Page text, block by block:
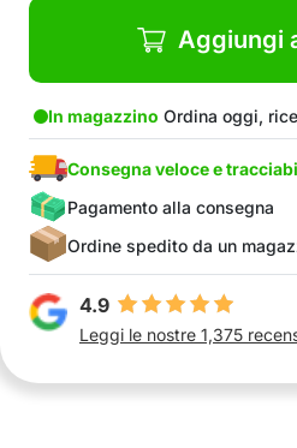
Aggiungi
In magazzino Ordina oggi,
Consegna veloce e
Pagamento alla consegna
Ordine spedito da un
4.9
Leggi le nostre 1,375